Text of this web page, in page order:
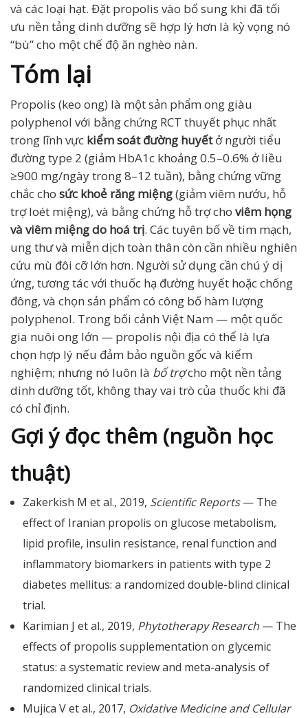
và các loại hạt. Đặt propolis vào bổ sung khi đã tối
ưu nền tảng dinh dưỡng sẽ hợp lý hơn là kỳ vọng nó
“bù” cho một chế độ ăn nghèo nàn.
Tóm lại
Propolis (keo ong) là một sản phẩm ong giàu
polyphenol với bằng chứng RCT thuyết phục nhất
trong lĩnh vực kiểm soát đường huyếtở người tiểu
đường type 2 (giảm HbA1c khoảng 0.5–0.6% ở liều
≥900 mg/ngày trong 8–12 tuần), bằng chứng vững
chắc cho sức khoẻ răng miệng(giảm viêm nướu, hỗ
trợ loét miệng), và bằng chứng hỗ trợ cho viêm họng
và viêm miệng do hoá trị. Các tuyên bố về tim mạch,
ung thư và miễn dịch toàn thân còn cần nhiều nghiên
cứu mù đôi cỡ lớn hơn. Người sử dụng cần chú ý dị
ứng, tương tác với thuốc hạ đường huyết hoặc chống
đông, và chọn sản phẩm có công bố hàm lượng
polyphenol. Trong bối cảnh Việt Nam — một quốc
gia nuôi ong lớn — propolis nội địa có thể là lựa
chọn hợp lý nếu đảm bảo nguồn gốc và kiểm
nghiệm; nhưng nó luôn là bổ trợcho một nền tảng
dinh dưỡng tốt, không thay vai trò của thuốc khi đã
có chỉ định.
Gợi ý đọc thêm (nguồn học
thuật)
Zakerkish M et al., 2019, Scientific Reports— The
effect of Iranian propolis on glucose metabolism,
lipid profile, insulin resistance, renal function and
inflammatory biomarkers in patients with type 2
diabetes mellitus: a randomized double-blind clinical
trial.
Karimian J et al., 2019, Phytotherapy Research — The
effects of propolis supplementation on glycemic
status: a systematic review and meta-analysis of
randomized clinical trials.
Mujica V et al., 2017, Oxidative Medicine and Cellular